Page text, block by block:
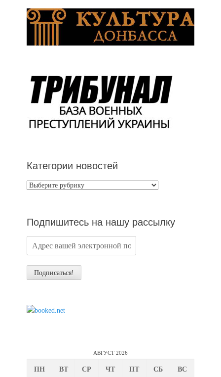
Категории новостей
Категории
Подпишитесь на нашу рассылку
АВГУСТ 2026
ПН ВТ СР ЧТ ПТ СБ ВС